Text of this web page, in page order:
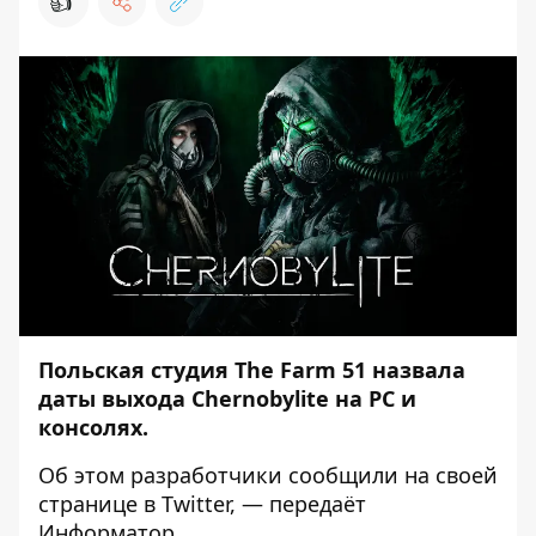
Польская студия The Farm 51 назвала
даты выхода Chernobylite на PC и
консолях.
Об этом разработчики сообщили на своей
странице в Twitter, — передаёт